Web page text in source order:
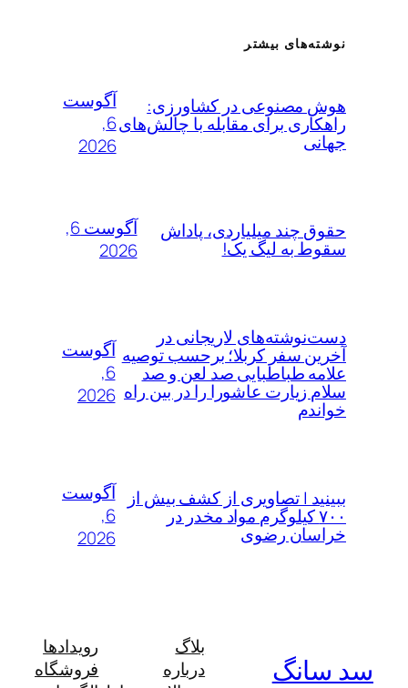
نوشته‌های بیشتر
هوش مصنوعی در کشاورزی:
راهکاری برای مقابله با چالش‌های
جهانی
آگوست
6,
2026
حقوق چند میلیاردی، پاداش
سقوط به لیگ یک!
آگوست 6,
2026
دست‌نوشته‌های لاریجانی در
آخرین سفر کربلا؛ برحسب توصیه
علامه طباطبایی صد لعن و صد
سلام زیارت عاشورا را در بین راه
خواندم
آگوست
6,
2026
ببینید | تصاویری از کشف بیش از
۷۰۰ کیلوگرم مواد مخدر در
خراسان رضوی
آگوست
6,
2026
سد سانگ
بلاگ
درباره
رویدادها
فروشگاه